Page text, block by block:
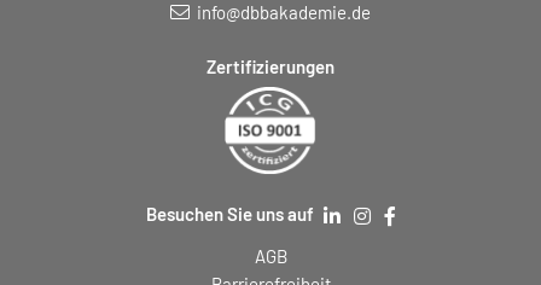
info@dbbakademie.de
Zertifizierungen
Besuchen Sie uns auf
AGB